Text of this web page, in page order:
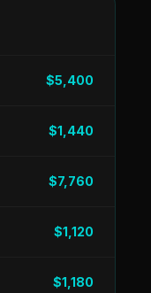
$5,400
$1,440
$7,760
$1,120
$1,180